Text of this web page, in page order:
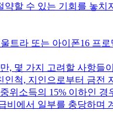
수 있는 기회를 놓치
트라 또는 아이폰16
, 몇 가지 고려할 사항
척, 지인으로부터 금
위소득의 15% 이하인
에서 일부를 충당하며